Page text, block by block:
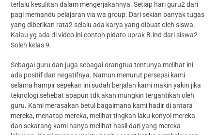
terlalu kesulitan dalam mengerjakannya. Setiap hari guru2 dari
pagi memandu pelajaran via wa group. Dari sekian banyak tugas
yang diberikan rata2 selalu ada karya yang dibuat oleh siswa.
Kalau yg ada di video ini contoh pidato uprak B.ind dari siswa2
Soleh kelas 9.
Sebagai guru dan juga sebagai orangtua tentunya melihat ini
ada positif dan negatifnya. Namun menurut persepsi kami
selama hampir sepekan ini sudah berjalan kami makin yakin jika
teknologi sehebat apapun tdk akan mungkin tergantikan oleh
guru. Kami merasakan betul bagaimana kami hadir di antara
mereka, menatap mereka, melihat tingkah laku konyol mereka
dan sekarang kami hanya melihat hasil dari yang mereka